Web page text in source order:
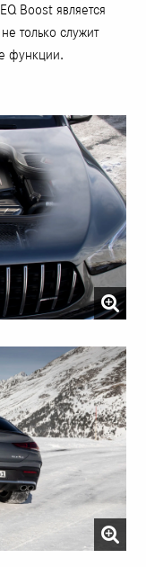
Boost является
только служит
функции.